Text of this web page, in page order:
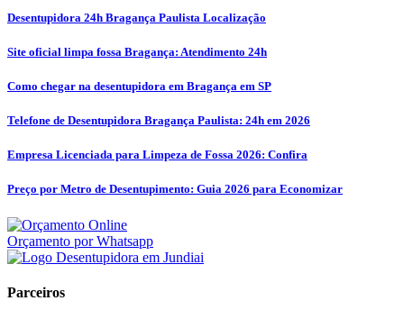
Desentupidora 24h Bragança Paulista Localização
Site oficial limpa fossa Bragança: Atendimento 24h
Como chegar na desentupidora em Bragança em SP
Telefone de Desentupidora Bragança Paulista: 24h em 2026
Empresa Licenciada para Limpeza de Fossa 2026: Confira
Preço por Metro de Desentupimento: Guia 2026 para Economizar
Orçamento por Whatsapp
Parceiros